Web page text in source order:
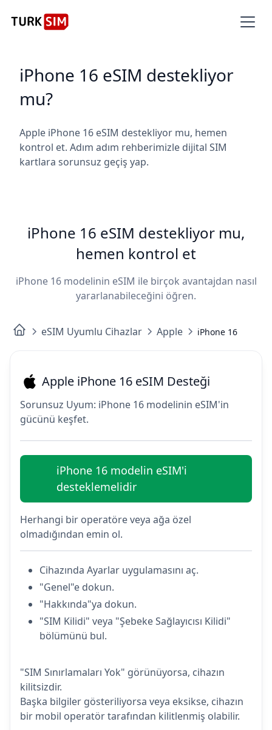
iPhone 16 eSIM destekliyor
mu?
Apple iPhone 16 eSIM destekliyor mu, hemen
kontrol et. Adım adım rehberimizle dijital SIM
kartlara sorunsuz geçiş yap.
iPhone 16 eSIM destekliyor mu,
hemen kontrol et
iPhone 16 modelinin eSIM ile birçok avantajdan nasıl
yararlanabileceğini öğren.
eSIM Uyumlu Cihazlar Apple iPhone 16
Apple iPhone 16 eSIM Desteği
Sorunsuz Uyum: iPhone 16 modelinin eSIM'in
gücünü keşfet.
iPhone 16 modelin eSIM'i
desteklemelidir
Herhangi bir operatöre veya ağa özel
olmadığından emin ol.
Cihazında Ayarlar uygulamasını aç.
"Genel"e dokun.
"Hakkında"ya dokun.
"SIM Kilidi" veya "Şebeke Sağlayıcısı Kilidi"
bölümünü bul.
"SIM Sınırlamaları Yok" görünüyorsa, cihazın
kilitsizdir.
Başka bilgiler gösteriliyorsa veya eksikse, cihazın
bir mobil operatör tarafından kilitlenmiş olabilir.